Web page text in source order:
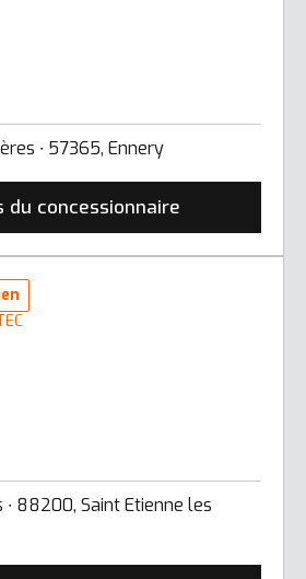
∙ 57365, Ennery
du concessionnaire
∙ 88200, Saint Etienne les